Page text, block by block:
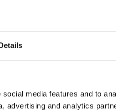
media features and to
advertising and analytics
kilometer på slingrande
då befinner du dig i